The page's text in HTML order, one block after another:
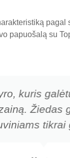
pagal
papuošalą su
kuris
Žiedas
tikrai